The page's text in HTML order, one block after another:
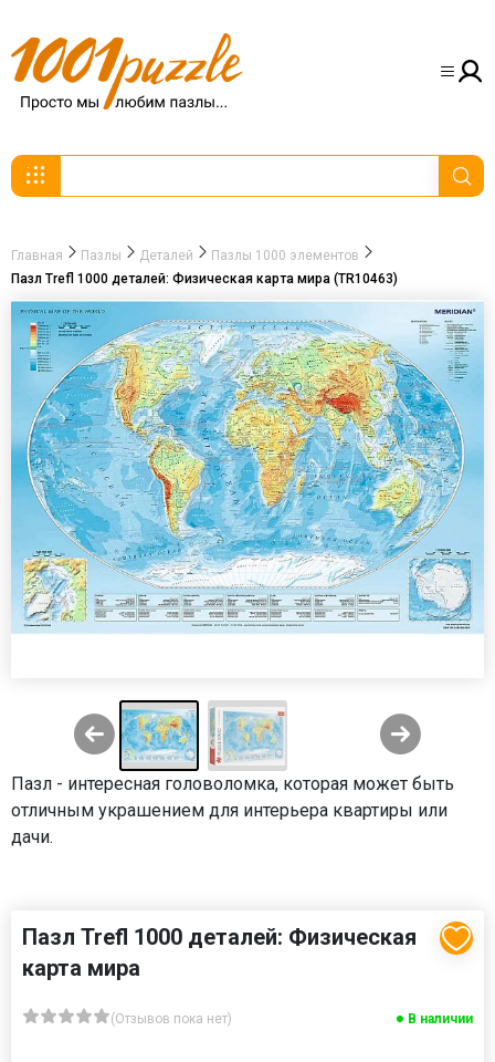
Главная Пазлы Деталей
Пазлы 1000 элементов
Пазл Trefl 1000 деталей: Физическая карта мира (TR10463)
Пазл - интересная головоломка, которая может быть
отличным украшением для интерьера квартиры или
дачи.
Пазл Trefl 1000 деталей: Физическая
карта мира
(Отзывов пока нет) В наличии